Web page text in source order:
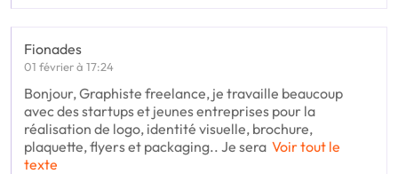
Fionades
01 février à 17:24
Bonjour, Graphiste freelance, je travaille beaucoup
avec des startups et jeunes entreprises pour la
réalisation de logo, identité visuelle, brochure,
plaquette, flyers et packaging.. Je sera Voir tout le
texte